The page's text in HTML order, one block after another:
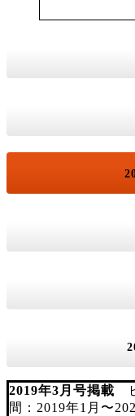
2019年3月号掲載
間：2019年1月〜